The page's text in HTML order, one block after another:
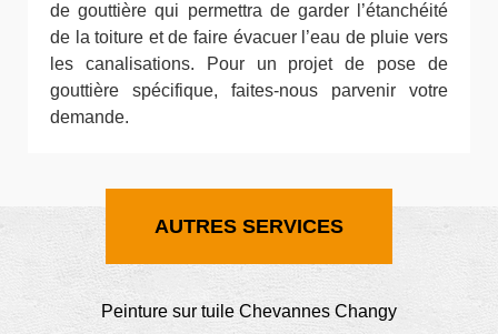
de gouttière qui permettra de garder l’étanchéité
de la toiture et de faire évacuer l’eau de pluie vers
les canalisations. Pour un projet de pose de
gouttière spécifique, faites-nous parvenir votre
demande.
AUTRES SERVICES
Peinture sur tuile Chevannes Changy